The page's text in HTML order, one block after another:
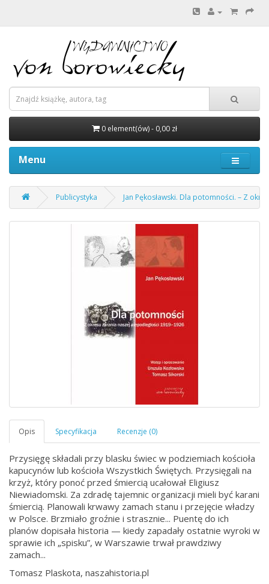
0 element(ów) - 0,00 zł
Menu
Publicystyka Jan Pękosławski. Dla potomności. – Z
Przysięgę składali przy blasku świec w podziemiach kościoła
kapucynów lub kościoła Wszystkich Świętych. Przysięgali na
krzyż, który ponoć przed śmiercią ucałował Eligiusz
Niewiadomski. Za zdradę tajemnic organizacji mieli być karani
śmiercią. Planowali krwawy zamach stanu i przejęcie władzy
w Polsce. Brzmiało groźnie i strasznie... Puentę do ich
planów dopisała historia — kiedy zapadały ostatnie wyroki w
sprawie ich „spisku”, w Warszawie trwał prawdziwy
zamach...
Tomasz Plaskota, naszahistoria.pl